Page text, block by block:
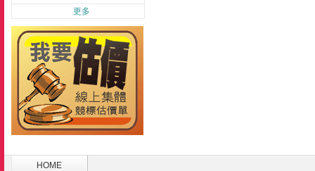
更多
HOME